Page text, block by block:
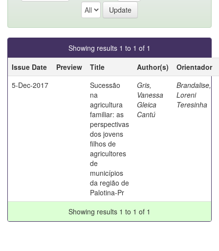
Showing results 1 to 1 of 1
Issue Date
Preview Title Author(s)
Orientador
5-Dec-2017
Sucessão
na
agricultura
familiar: as
perspectivas
dos jovens
filhos de
agricultores
de
municípios
da região de
Palotina-Pr
Gris,
Vanessa
Gleica
Cantú
Brandalise,
Loreni
Teresinha
Showing results 1 to 1 of 1